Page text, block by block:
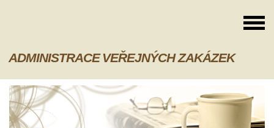
ADMINISTRACE VEŘEJNÝCH ZAKÁZEK